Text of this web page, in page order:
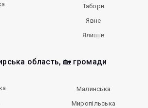
Табори
Явне
Ялишів
область, 🏡 громади
Малинська
Миропільська